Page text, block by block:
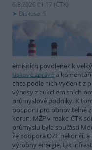
6.8.2026 01:17 (ČTK)
Diskuse: 9
emisních povolenek k
tiskové zprávě a
chce podle nich vyčlenit z
výnosy z aukcí emisních
průmyslové podniky. K
podporu pro obnovitelné
korun. MŽP v reakci ČTK
průmyslu byla součástí
že podpora OZE nekončí,
výrobny energie, tak